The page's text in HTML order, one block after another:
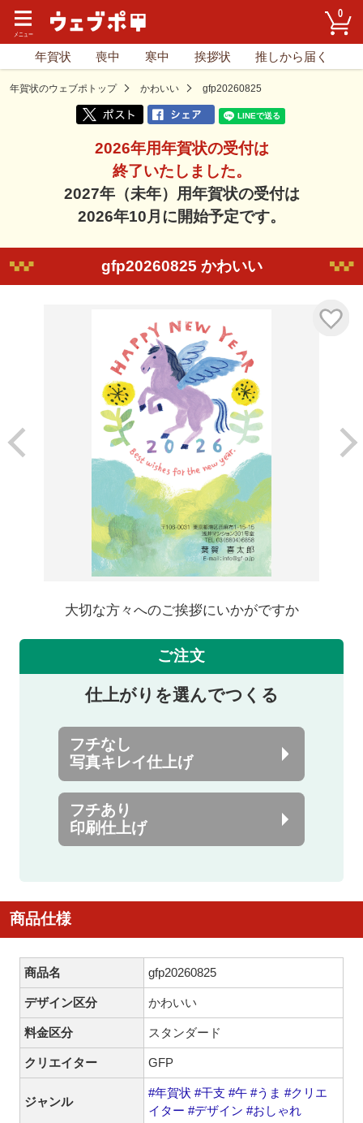
0
年賀状 喪中 寒中 挨拶状 推しから届く
年賀状のウェブポトップ かわいい gfp20260825
2026年用年賀状の受付は
終了いたしました。
2027年（未年）用年賀状の受付は
2026年10月に開始予定です。
gfp20260825 かわいい
大切な方々へのご挨拶にいかがですか
ご注文
仕上がりを選んでつくる
フチなし
写真キレイ仕上げ
フチあり
印刷仕上げ
商品仕様
商品名 gfp20260825
デザイン区分 かわいい
料金区分 スタンダード
クリエイター GFP
ジャンル
#年賀状 #干支 #午 #うま #クリエ
イター #デザイン #おしゃれ